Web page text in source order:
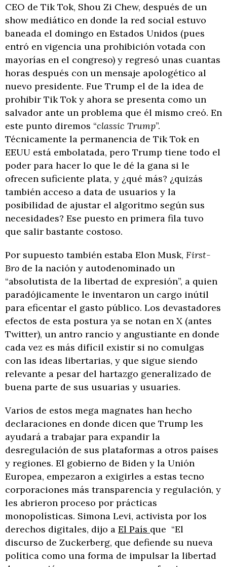
CEO de Tik Tok, Shou Zi Chew, después de un
show mediático en donde la red social estuvo
baneada el domingo en Estados Unidos (pues
entró en vigencia una prohibición votada con
mayorías en el congreso) y regresó unas cuantas
horas después con un mensaje apologético al
nuevo presidente. Fue Trump el de la idea de
prohibir Tik Tok y ahora se presenta como un
salvador ante un problema que él mismo creó. En
este punto diremos “classic Trump”.
Técnicamente la permanencia de Tik Tok en
EEUU está embolatada, pero Trump tiene todo el
poder para hacer lo que le dé la gana si le
ofrecen suficiente plata, y ¿qué más? ¿quizás
también acceso a data de usuarios y la
posibilidad de ajustar el algoritmo según sus
necesidades? Ese puesto en primera fila tuvo
que salir bastante costoso.
Por supuesto también estaba Elon Musk, First-
Bro de la nación y autodenominado un
“absolutista de la libertad de expresión”, a quien
paradójicamente le inventaron un cargo inútil
para eficentar el gasto público. Los devastadores
efectos de esta postura ya se notan en X (antes
Twitter), un antro rancio y angustiante en donde
cada vez es más difícil existir si no comulgas
con las ideas libertarias, y que sigue siendo
relevante a pesar del hartazgo generalizado de
buena parte de sus usuarias y usuaries.
Varios de estos mega magnates han hecho
declaraciones en donde dicen que Trump les
ayudará a trabajar para expandir la
desregulación de sus plataformas a otros países
y regiones. El gobierno de Biden y la Unión
Europea, empezaron a exigirles a estas tecno
corporaciones más transparencia y regulación, y
les abrieron proceso por prácticas
monopolísticas. Simona Levi, activista por los
derechos digitales, dijo a El País que “El
discurso de Zuckerberg, que defiende su nueva
política como una forma de impulsar la libertad